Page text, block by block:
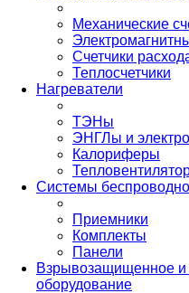
Механические
Счетчики
Теплосчетчики
Нагреватели
ТЭНы
ЭНГЛы и
Калориферы
Системы
Приемники
Комплекты
Панели
Взрывозащищенное и
оборудование